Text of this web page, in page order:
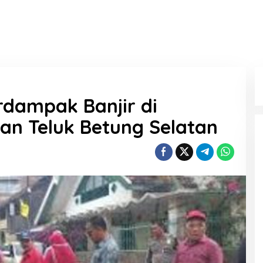
Banjir di
Teluk Betung Selatan